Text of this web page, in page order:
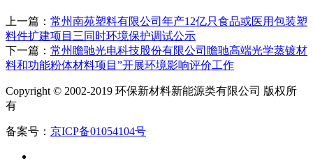
上一篇： 常州南苑塑料有限公司年产12亿只食品或医用包装塑
料件扩建项目三同时环境保护调试公示
下一篇： 常州瞻驰光电科技股份有限公司瞻驰高端光学蒸镀材
料和功能粉体材料项目”开展环境影响评价工作
Copyright © 2002-2019 环保新材料新能源类有限公司 版权所
有
备案号： 京ICP备01054104号